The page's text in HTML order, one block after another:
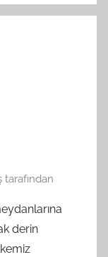
tarafından
derin